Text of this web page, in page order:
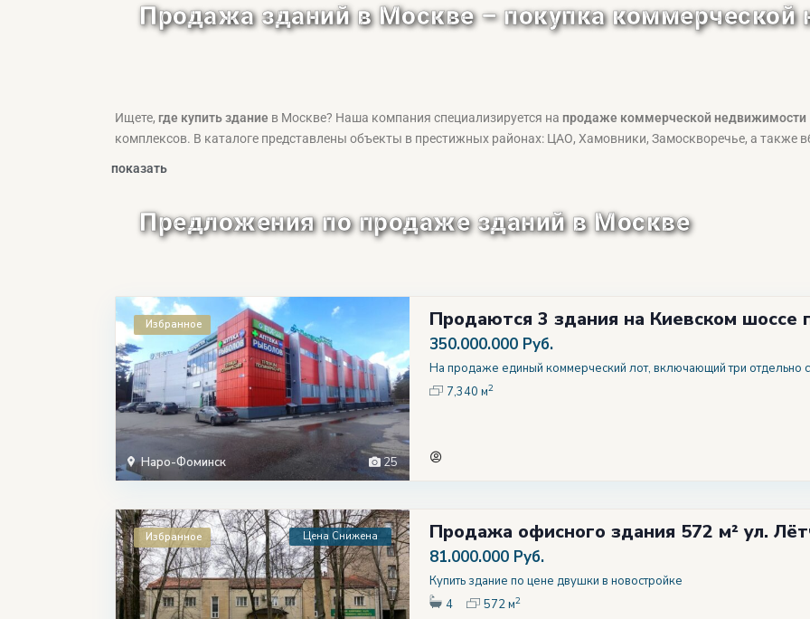
Продажа зданий в Москве – покупка
Ищете, где купить здание в Москве? Наша компания специализируется на продаже коммерческой недвижимости
комплексов. В каталоге представлены объекты в престижных районах: ЦАО, Хамовники, Замоскворечье, а также
показать
Предложения по продаже зданий в Москве
25
Наро-Фоминск
Избранное Продаются 3 здания на Киевском шоссе
350.000.000 Руб.
На продаже единый коммерческий лот, включающий три отдельно
7,340 м2
Избранное Цена Снижена Продажа офисного здания 572 м² ул.
81.000.000 Руб.
Купить здание по цене двушки в новостройке
4
572 м2